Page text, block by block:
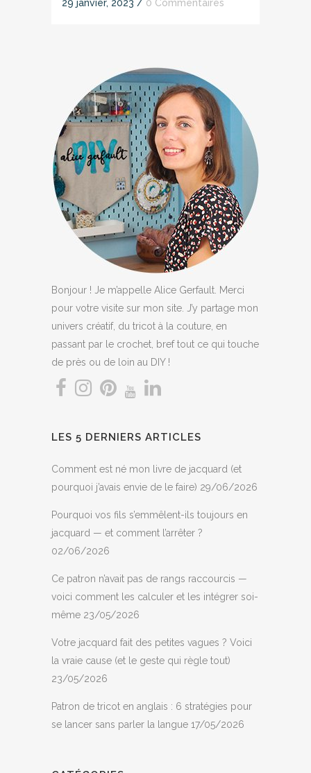
29 janvier, 2023 / 0 Commentaires
Bonjour ! Je m’appelle Alice Gerfault. Merci
pour votre visite sur mon site. J’y partage mon
univers créatif, du tricot à la couture, en
passant par le crochet, bref tout ce qui touche
de près ou de loin au DIY !
LES 5 DERNIERS ARTICLES
Comment est né mon livre de jacquard (et
pourquoi j’avais envie de le faire) 29/06/2026
Pourquoi vos fils s’emmêlent-ils toujours en
jacquard — et comment l’arrêter ?
02/06/2026
Ce patron n’avait pas de rangs raccourcis —
voici comment les calculer et les intégrer soi-
même 23/05/2026
Votre jacquard fait des petites vagues ? Voici
la vraie cause (et le geste qui règle tout)
23/05/2026
Patron de tricot en anglais : 6 stratégies pour
se lancer sans parler la langue 17/05/2026